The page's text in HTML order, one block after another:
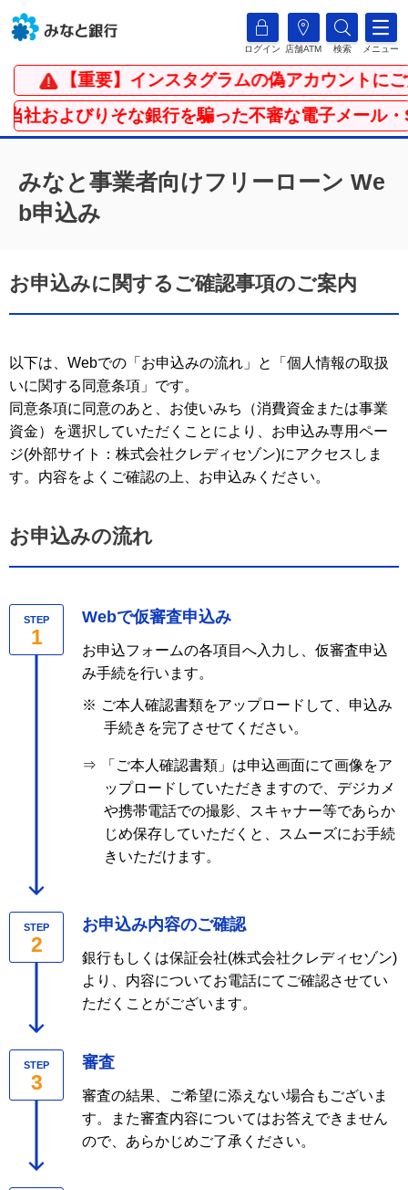
ログイン 店舗ATM 検索 メニュー
【重要】インスタグラムの偽アカウントにご
およびりそな銀行を騙った不審な電子メール・
みなと事業者向けフリーローン We
b申込み
お申込みに関するご確認事項のご案内
以下は、Webでの「お申込みの流れ」と「個人情報の取扱
いに関する同意条項」です。
同意条項に同意のあと、お使いみち（消費資金または事業
資金）を選択していただくことにより、お申込み専用ペー
ジ(外部サイト：株式会社クレディセゾン)にアクセスしま
す。内容をよくご確認の上、お申込みください。
お申込みの流れ
STEP
1
Webで仮審査申込み
お申込フォームの各項目へ入力し、仮審査申込
み手続を行います。
※ ご本人確認書類をアップロードして、申込み
手続きを完了させてください。
⇒
「ご本人確認書類」は申込画面にて画像をア
ップロードしていただきますので、デジカメ
や携帯電話での撮影、スキャナー等であらか
じめ保存していただくと、スムーズにお手続
きいただけます。
STEP
2
お申込み内容のご確認
銀行もしくは保証会社(株式会社クレディセゾン)
より、内容についてお電話にてご確認させてい
ただくことがございます。
STEP
3
審査
審査の結果、ご希望に添えない場合もございま
す。また審査内容についてはお答えできません
ので、あらかじめご了承ください。